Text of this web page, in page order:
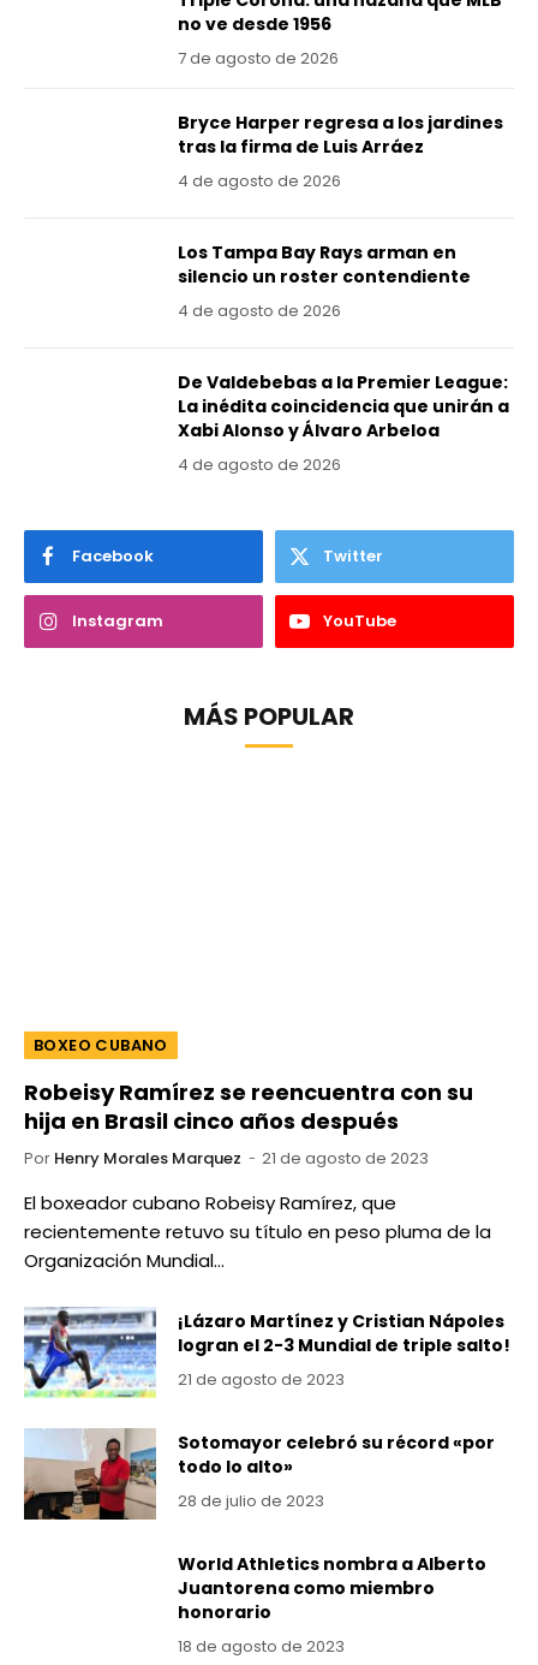
no ve desde 1956
7 de agosto de 2026
Bryce Harper regresa a los jardines
tras la firma de Luis Arráez
4 de agosto de 2026
Los Tampa Bay Rays arman en
silencio un roster contendiente
4 de agosto de 2026
De Valdebebas a la Premier League:
La inédita coincidencia que unirán a
Xabi Alonso y Álvaro Arbeloa
4 de agosto de 2026
Facebook Twitter
Instagram YouTube
MÁS POPULAR
BOXEO CUBANO
Robeisy Ramírez se reencuentra con su
hija en Brasil cinco años después
Por Henry Morales Marquez 21 de agosto de 2023
El boxeador cubano Robeisy Ramírez, que
recientemente retuvo su título en peso pluma de la
Organización Mundial…
¡Lázaro Martínez y Cristian Nápoles
logran el 2-3 Mundial de triple salto!
21 de agosto de 2023
Sotomayor celebró su récord «por
todo lo alto»
28 de julio de 2023
World Athletics nombra a Alberto
Juantorena como miembro
honorario
18 de agosto de 2023